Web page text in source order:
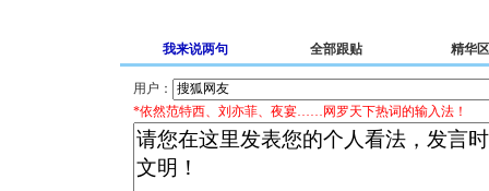
我来说两句 全部跟贴 精华区
用户：
*依然范特西、刘亦菲、夜宴……网罗天下热词的输入法！